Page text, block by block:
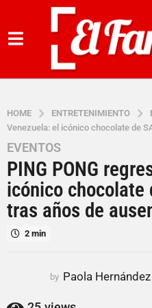
HOME ENTRETENIMIENTO
Venezuela: el icónico chocolate de
3
m
e
s
e
s
EVENTOS
PING PONG
icónico chocolate
tras años de
2 min
by Paola Hernández